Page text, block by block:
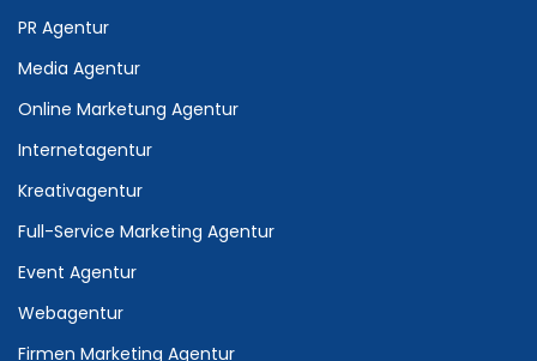
PR Agentur
Media Agentur
Online Marketung Agentur
Internetagentur
Kreativagentur
Full-Service Marketing Agentur
Event Agentur
Webagentur
Firmen Marketing Agentur